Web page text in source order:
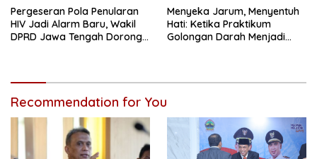
Pergeseran Pola Penularan
HIV Jadi Alarm Baru, Wakil
DPRD Jawa Tengah Dorong
Menyeka Jarum, Menyentuh
Hati: Ketika Praktikum
Golongan Darah Menjadi
Recommendation for You